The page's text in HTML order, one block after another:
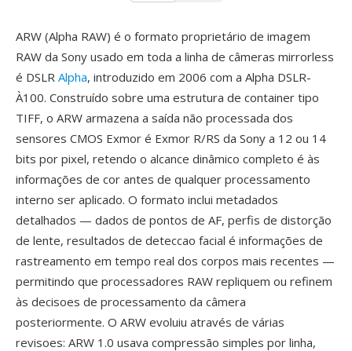
ARW (Alpha RAW) é o formato proprietário de imagem
RAW da Sony usado em toda a linha de câmeras mirrorless
é DSLR Alpha, introduzido em 2006 com a Alpha DSLR-
À100. Construído sobre uma estrutura de container tipo
TIFF, o ARW armazena a saída não processada dos
sensores CMOS Exmor é Exmor R/RS da Sony a 12 ou 14
bits por pixel, retendo o alcance dinâmico completo é às
informações de cor antes de qualquer processamento
interno ser aplicado. O formato inclui metadados
detalhados — dados de pontos de AF, perfis de distorção
de lente, resultados de deteccao facial é informações de
rastreamento em tempo real dos corpos mais recentes —
permitindo que processadores RAW repliquem ou refinem
às decisoes de processamento da câmera
posteriormente. O ARW evoluiu através de várias
revisoes: ARW 1.0 usava compressão simples por linha,